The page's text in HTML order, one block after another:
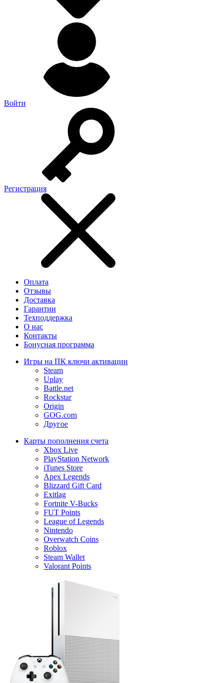
Войти
Регистрация
Оплата
Отзывы
Доставка
Гарантии
Техподдержка
О нас
Контакты
Бонусная программа
Игры на ПК ключи активации
Steam
Uplay
Battle.net
Rockstar
Origin
GOG.com
Другое
Карты пополнения счета
Xbox Live
PlayStation Network
iTunes Store
Apex Legends
Blizzard Gift Card
Exitlag
Fortnite V-Bucks
FUT Points
League of Legends
Nintendo
Overwatch Coins
Roblox
Steam Wallet
Valorant Points